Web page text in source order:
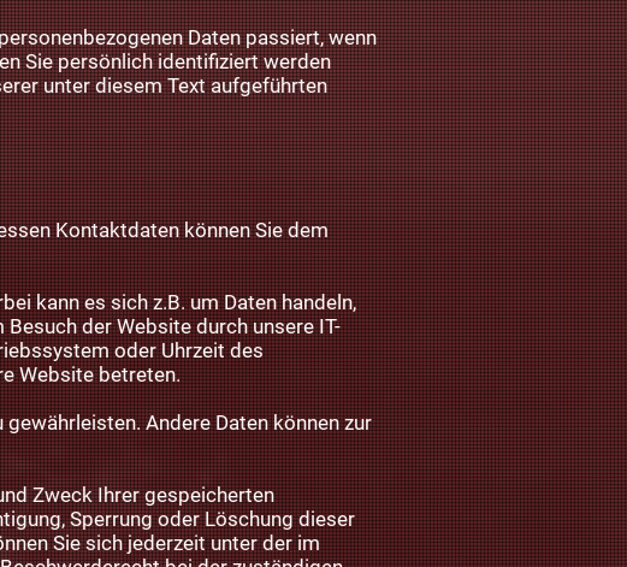
Daten passiert, wenn
Sie persönlich identifiziert werden
unter diesem Text aufgeführten
Kontaktdaten können Sie dem
kann es sich z.B. um Daten handeln,
der Website durch unsere IT-
oder Uhrzeit des
Website betreten.
Andere Daten können zur
Zweck Ihrer gespeicherten
Sperrung oder Löschung dieser
Sie sich jederzeit unter der im